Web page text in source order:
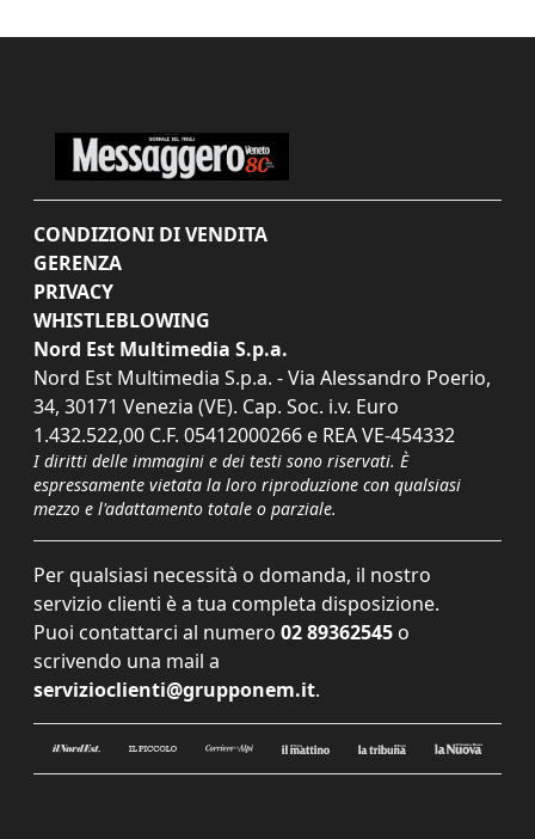
CONDIZIONI DI VENDITA
GERENZA
PRIVACY
WHISTLEBLOWING
Nord Est Multimedia S.p.a.
Nord Est Multimedia S.p.a. - Via Alessandro Poerio,
34, 30171 Venezia (VE). Cap. Soc. i.v. Euro
1.432.522,00 C.F. 05412000266 e REA VE-454332
I diritti delle immagini e dei testi sono riservati. È
espressamente vietata la loro riproduzione con qualsiasi
mezzo e l'adattamento totale o parziale.
Per qualsiasi necessità o domanda, il nostro
servizio clienti è a tua completa disposizione.
Puoi contattarci al numero 02 89362545 o
scrivendo una mail a
servizioclienti@grupponem.it.